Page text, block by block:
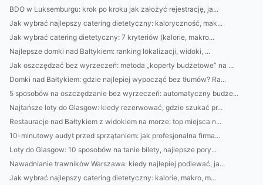
BDO w Luksemburgu: krok po kroku jak założyć rejestrację, ja...
Jak wybrać najlepszy catering dietetyczny: kaloryczność, mak...
Jak wybrać catering dietetyczny: 7 kryteriów (kalorie, makro...
Najlepsze domki nad Bałtykiem: ranking lokalizacji, widoki, ...
Jak oszczędzać bez wyrzeczeń: metoda „koperty budżetowe” na ...
Domki nad Bałtykiem: gdzie najlepiej wypocząć bez tłumów? Ra...
5 sposobów na oszczędzanie bez wyrzeczeń: automatyczny budże...
Najtańsze loty do Glasgow: kiedy rezerwować, gdzie szukać pr...
Restauracje nad Bałtykiem z widokiem na morze: top miejsca n...
10-minutowy audyt przed sprzątaniem: jak profesjonalna firma...
Loty do Glasgow: 10 sposobów na tanie bilety, najlepsze pory...
Nawadnianie trawników Warszawa: kiedy najlepiej podlewać, ja...
Jak wybrać najlepszy catering dietetyczny: kalorie, makro, m...